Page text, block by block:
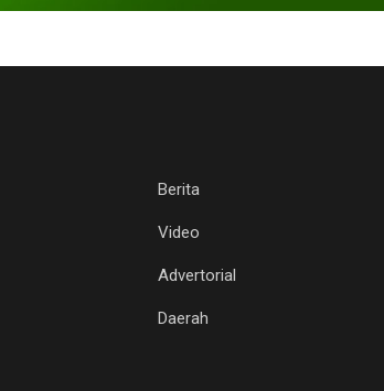
Berita
Video
Advertorial
Daerah